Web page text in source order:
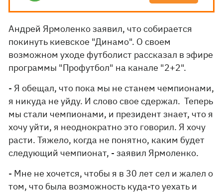
Андрей Ярмоленко заявил, что собирается
покинуть киевское "Динамо". О своем
возможном уходе футболист рассказал в эфире
программы "Профутбол" на канале "2+2".
- Я обещал, что пока мы не станем чемпионами,
я никуда не уйду. И слово свое сдержал. Теперь
мы стали чемпионами, и президент знает, что я
хочу уйти, я неоднократно это говорил. Я хочу
расти. Тяжело, когда не понятно, каким будет
следующий чемпионат, - заявил Ярмоленко.
- Мне не хочется, чтобы я в 30 лет сел и жалел о
том, что была возможность куда-то уехать и